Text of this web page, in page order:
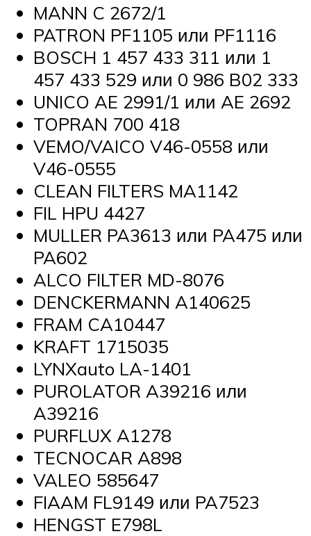
MANN C 2672/1
PATRON PF1105 или PF1116
BOSCH 1 457 433 311 или 1
457 433 529 или 0 986 B02 333
UNICO AE 2991/1 или AE 2692
TOPRAN 700 418
VEMO/VAICO V46-0558 или
V46-0555
CLEAN FILTERS MA1142
FIL HPU 4427
MULLER PA3613 или PA475 или
PA602
ALCO FILTER MD-8076
DENCKERMANN A140625
FRAM CA10447
KRAFT 1715035
LYNXauto LA-1401
PUROLATOR A39216 или
A39216
PURFLUX A1278
TECNOCAR A898
VALEO 585647
FIAAM FL9149 или PA7523
HENGST E798L